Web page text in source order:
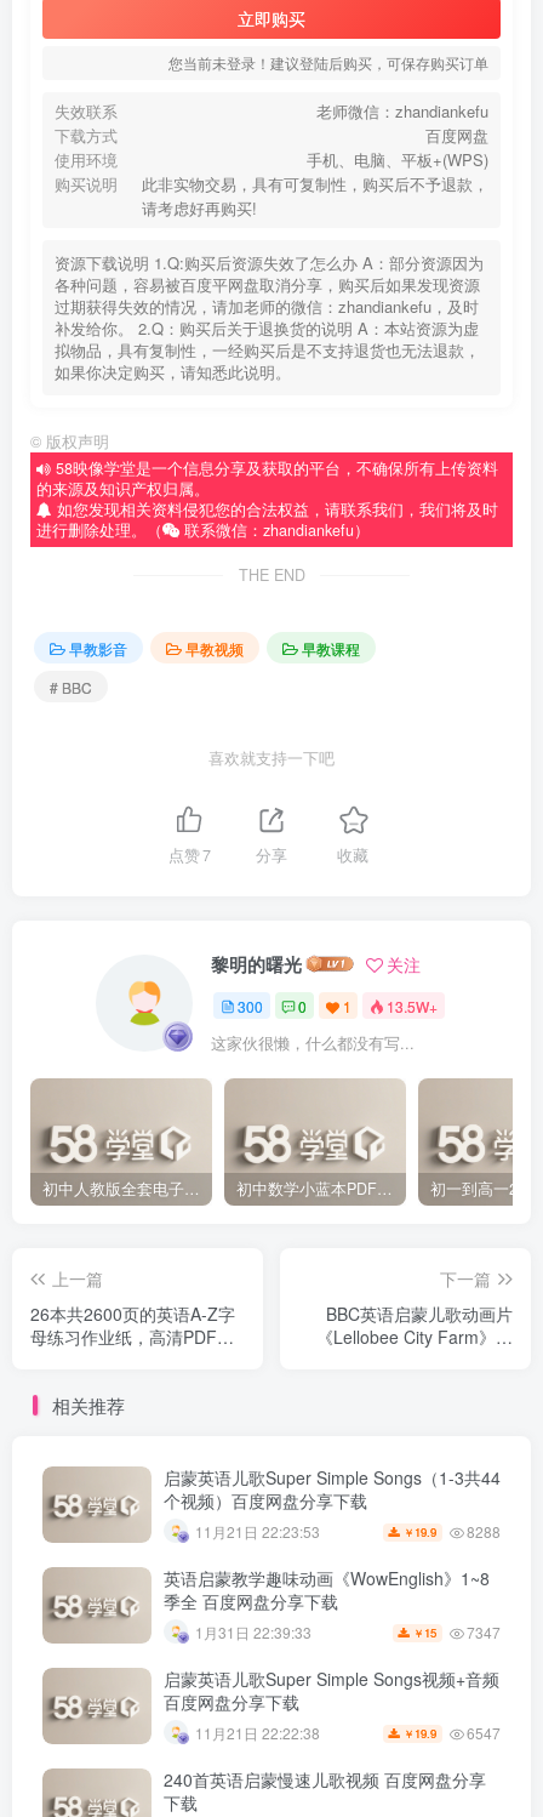
立即购买
您当前未登录！建议登陆后购买，可保存购买订单
失效联系
老师微信：zhandiankefu
下载方式
百度网盘
使用环境
手机、电脑、平板+(WPS)
购买说明
此非实物交易，具有可复制性，购买后不予退款，
请考虑好再购买!
资源下载说明 1.Q:购买后资源失效了怎么办 A：部分资源因为
各种问题，容易被百度平网盘取消分享，购买后如果发现资源
过期获得失效的情况，请加老师的微信：zhandiankefu，及时
补发给你。 2.Q：购买后关于退换货的说明 A：本站资源为虚
拟物品，具有复制性，一经购买后是不支持退货也无法退款，
如果你决定购买，请知悉此说明。
© 版权声明
58映像学堂是一个信息分享及获取的平台，不确保所有上传资料
的来源及知识产权归属。
如您发现相关资料侵犯您的合法权益，请联系我们，我们将及时
进行删除处理。（
联系微信：zhandiankefu）
THE END
早教影音 早教视频
早教课程
# BBC
喜欢就支持一下吧
点赞7 分享 收藏
黎明的曙光 关注
300 0 1 13.5W+
这家伙很懒，什么都没有写...
初中人教版全套电子课本 百度网盘分享下载 初中数学小蓝本PDF电子版（压缩打包）百度网盘分享下载
上一篇
26本共2600页的英语A-Z字
母练习作业纸，高清PDF电
下一篇
BBC英语启蒙儿歌动画片
《Lellobee City Farm》全
相关推荐
启蒙英语儿歌Super Simple Songs（1-3共44
个视频）百度网盘分享下载
11月21日 22:23:53 ￥ 19.9 8288
英语启蒙教学趣味动画《WowEnglish》1~8
季全 百度网盘分享下载
1月31日 22:39:33 ￥ 15 7347
启蒙英语儿歌Super Simple Songs视频+音频
百度网盘分享下载
11月21日 22:22:38 ￥ 19.9 6547
240首英语启蒙慢速儿歌视频 百度网盘分享
下载